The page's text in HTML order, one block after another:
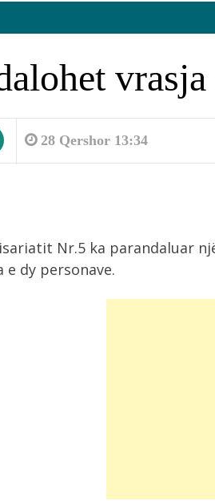
28 Qershor 13:34
Nr.5 ka parandaluar
dy personave.